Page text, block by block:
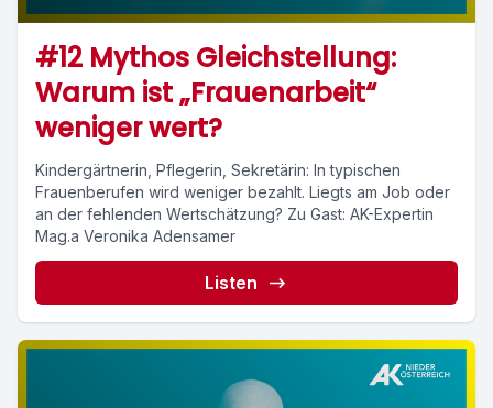
#12 Mythos Gleichstellung:
Warum ist „Frauenarbeit“
weniger wert?
Kindergärtnerin, Pflegerin, Sekretärin: In typischen
Frauenberufen wird weniger bezahlt. Liegts am Job oder
an der fehlenden Wertschätzung? Zu Gast: AK-Expertin
Mag.a Veronika Adensamer
Listen